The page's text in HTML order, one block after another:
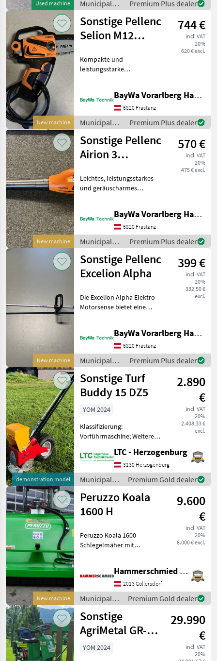
Used machine
Kommunaltrakt
Municipal
equipment /
Wiedenmann
Premium Plus dealer
New machine
Sonstige Pellenc
Selion M12
744 €
incl. VAT
20%
620 € excl.
Kompakte und
leistungsstarke
1, 95 kg Brushless-Motor:
1200 W Soft-Touch-Griff
Arbeitskomfort:
emissionsfreier Betrieb oh
BayWa Vorarlberg HandelsGmbH BayWa Technik
6820 Frastanz
Municipal
equipment /
Sonstige
Premium Plus dealer
New machine
Sonstige Pellenc
Airion 3
570 €
incl. VAT
20%
475 € excl.
Leichtes, leistungsstarkes
und geräuscharmes
Blaskraft von 17, 5 N im
„Boost“-Modus Max.
Leistung: 940 W Perf
BayWa Vorarlberg HandelsGmbH BayWa Technik
6820 Frastanz
Municipal
equipment /
Sonstige
Premium Plus dealer
New machine
Sonstige Pellenc
Excelion Alpha
399 €
incl. VAT
20%
332,50 €
excl.
Die Excelion Alpha Elektro-
Motorsense bietet eine
benutzerfreundlich und
leistungsstark macht. Dank
des ergonomischen Desig
BayWa Vorarlberg HandelsGmbH BayWa Technik
6820 Frastanz
Municipal
equipment /
Sonstige
Premium Plus dealer
demonstration model
Sonstige Turf
Buddy 15 DZ5
2.890
€
incl. VAT
20%
2.408,33 €
excl.
YOM 2024
Klassifizierung:
Vorführmaschine; Weitere
Nachsaatmaschine für den
Garten- Sport- und
Golfbereich. - Arbeitsbreite
15 cm - Reihenabstand 35
LTC - Herzogenburg
3130 Herzogenburg
Municipal
equipment /
Sonstige
Premium Gold dealer
New machine
Peruzzo Koala
1600 H
9.600
€
incl. VAT
20%
8.000 € excl.
Peruzzo Koala 1600
Schlegelmäher mit
hydraulischer Verriegelung
- Arbeitsbreite 1500mm -
Schnitthöhe 30-80mm -
Hammersch
Hammerschmied GmbH
2013 Göllersdorf
Municipal
equipment /
Peruzzo
Premium Gold dealer
Sonstige
AgriMetal GR-
660-G
29.990
€
incl. VAT
20%
YOM 2024